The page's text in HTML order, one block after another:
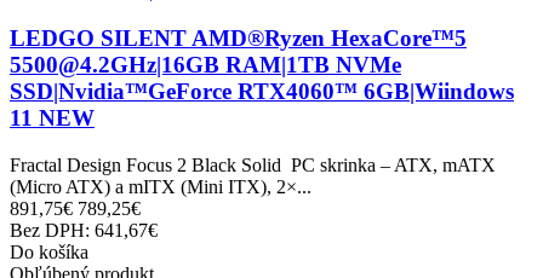
LEDGO SILENT AMD®Ryzen HexaCore™5
5500@4.2GHz|16GB RAM|1TB NVMe
SSD|Nvidia™GeForce RTX4060™ 6GB|Wiindows
11 NEW
Fractal Design Focus 2 Black Solid PC skrinka – ATX, mATX
(Micro ATX) a mITX (Mini ITX), 2×...
891,75€ 789,25€
Bez DPH: 641,67€
Do košíka
Obľúbený produkt